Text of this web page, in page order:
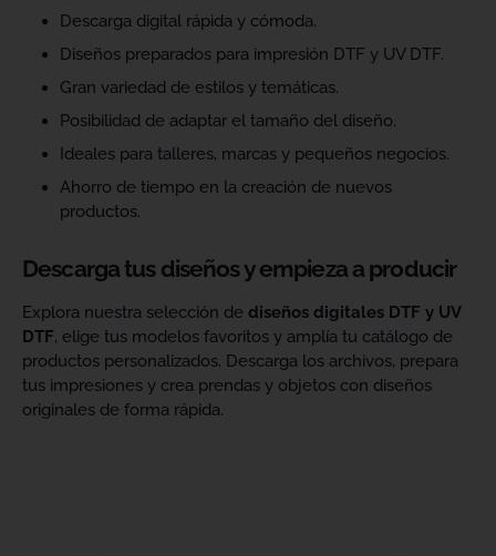
Descarga digital rápida y cómoda.
Diseños preparados para impresión DTF y UV DTF.
Gran variedad de estilos y temáticas.
Posibilidad de adaptar el tamaño del diseño.
Ideales para talleres, marcas y pequeños negocios.
Ahorro de tiempo en la creación de nuevos
productos.
Descarga tus diseños y empieza a producir
Explora nuestra selección de diseños digitales DTF y UV
DTF, elige tus modelos favoritos y amplía tu catálogo de
productos personalizados. Descarga los archivos, prepara
tus impresiones y crea prendas y objetos con diseños
originales de forma rápida.